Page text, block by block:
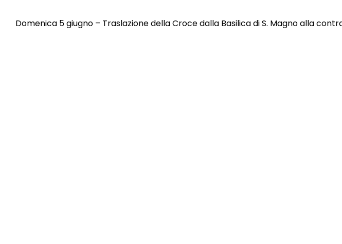
Domenica 5 giugno – Traslazione della Croce dalla Basilica di S. Magno alla